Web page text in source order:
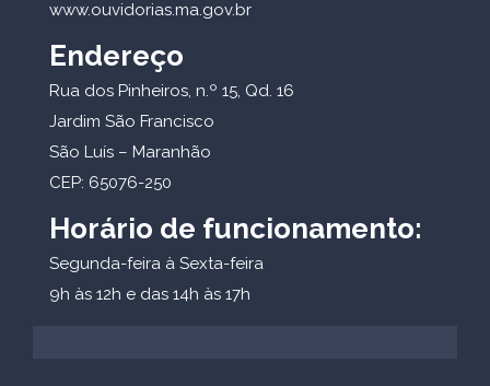
www.ouvidorias.ma.gov.br
Endereço
Rua dos Pinheiros, n.º 15, Qd. 16
Jardim São Francisco
São Luís – Maranhão
CEP: 65076-250
Horário de funcionamento:
Segunda-feira à Sexta-feira
9h às 12h e das 14h às 17h